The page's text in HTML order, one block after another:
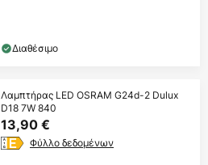
Διαθέσιμο
Λαμπτήρας LED OSRAM G24d-2 Dulux
D18 7W 840
13,90 €
Φύλλο δεδομένων